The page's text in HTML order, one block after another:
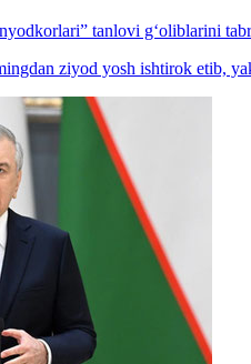
tanlovi g‘oliblarini
ziyod yosh ishtirok etib,